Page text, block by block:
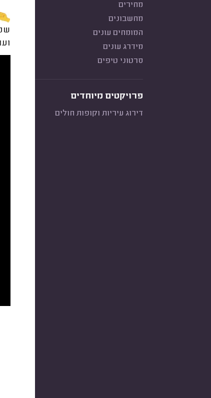
מחירים
מחשבונים
המומחים עונים
מידרג עונים
סרטוני טיפים
פרויקטים מיוחדים
דירוג עיריות וקופות חולים